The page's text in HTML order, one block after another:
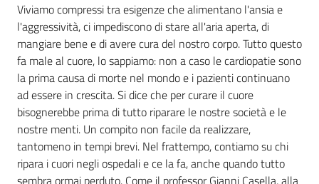
Servizi
Leggi
Atti
Bandi
Argomenti
Viviamo compressi tra esigenze che alimentano l'ansia e
l'aggressività, ci impediscono di stare all'aria aperta, di
mangiare bene e di avere cura del nostro corpo. Tutto questo
fa male al cuore, lo sappiamo: non a caso le cardiopatie sono
la prima causa di morte nel mondo e i pazienti continuano
ad essere in crescita. Si dice che per curare il cuore
bisognerebbe prima di tutto riparare le nostre società e le
nostre menti. Un compito non facile da realizzare,
tantomeno in tempi brevi. Nel frattempo, contiamo su chi
ripara i cuori negli ospedali e ce la fa, anche quando tutto
sembra ormai perduto. Come il professor Gianni Casella, alla